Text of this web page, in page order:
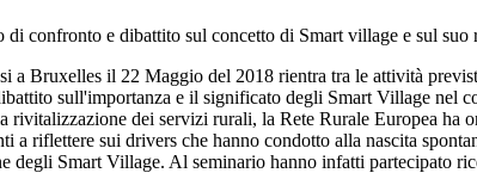
confronto e dibattito sul concetto di Smart village e sul
Bruxelles il 22 Maggio del 2018 rientra tra le attività
sull'importanza e il significato degli Smart Village nel
rivitalizzazione dei servizi rurali, la Rete Rurale Europea ha
riflettere sui drivers che hanno condotto alla nascita
degli Smart Village. Al seminario hanno infatti partecipato